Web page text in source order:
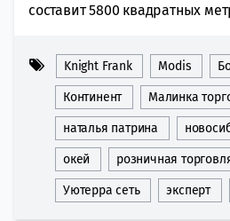
составит 5800 квадратных
Knight Frank Modis
Континент Малинка
наталья патрина
окей розничная
Уютерра сеть эксперт